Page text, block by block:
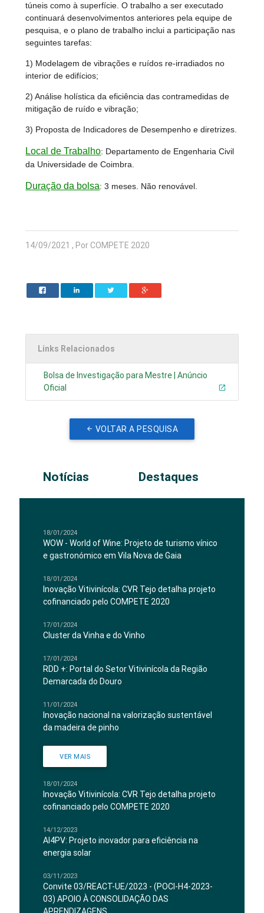
túneis como à superfície. O trabalho a ser executado
continuará desenvolvimentos anteriores pela equipe de
pesquisa, e o plano de trabalho inclui a participação nas
seguintes tarefas:
1) Modelagem de vibrações e ruídos re-irradiados no
interior de edifícios;
2) Análise holística da eficiência das contramedidas de
mitigação de ruído e vibração;
3) Proposta de Indicadores de Desempenho e diretrizes.
Local de Trabalho: Departamento de Engenharia Civil
da Universidade de Coimbra.
Duração da bolsa: 3 meses. Não renovável.
14/09/2021 , Por COMPETE 2020
Links Relacionados
Bolsa de Investigação para Mestre | Anúncio
Oficial
VOLTAR A PESQUISA
Notícias Destaques
18/01/2024
WOW - World of Wine: Projeto de turismo vínico
e gastronómico em Vila Nova de Gaia
18/01/2024
Inovação Vitivinícola: CVR Tejo detalha projeto
cofinanciado pelo COMPETE 2020
17/01/2024
Cluster da Vinha e do Vinho
17/01/2024
RDD +: Portal do Setor Vitivinícola da Região
Demarcada do Douro
11/01/2024
Inovação nacional na valorização sustentável
da madeira de pinho
VER MAIS
18/01/2024
Inovação Vitivinícola: CVR Tejo detalha projeto
cofinanciado pelo COMPETE 2020
14/12/2023
AI4PV: Projeto inovador para eficiência na
energia solar
03/11/2023
Convite 03/REACT-UE/2023 - (POCI-H4-2023-
03) APOIO À CONSOLIDAÇÃO DAS